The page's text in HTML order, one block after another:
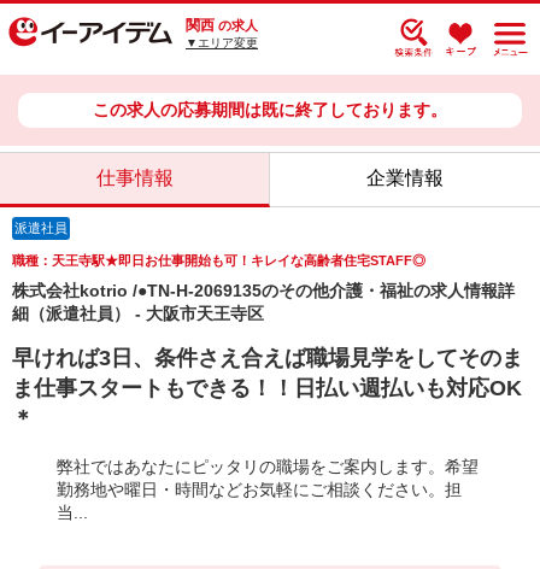
関西 の求人
▼エリア変更
この求人の応募期間は既に終了しております。
仕事情報 企業情報
派遣社員
職種：天王寺駅★即日お仕事開始も可！キレイな高齢者住宅STAFF◎
株式会社kotrio /●TN-H-2069135のその他介護・福祉の求人情報詳
細（派遣社員） - 大阪市天王寺区
早ければ3日、条件さえ合えば職場見学をしてそのま
ま仕事スタートもできる！！日払い週払いも対応OK
＊
弊社ではあなたにピッタリの職場をご案内します。希望
勤務地や曜日・時間などお気軽にご相談ください。担
当...